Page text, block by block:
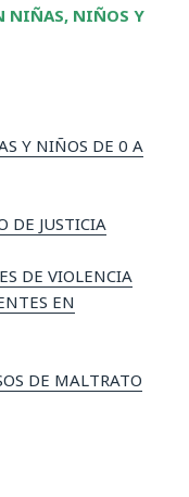
NIÑAS, NIÑOS Y
Y NIÑOS DE 0 A
DE JUSTICIA
DE VIOLENCIA
EN
DE MALTRATO